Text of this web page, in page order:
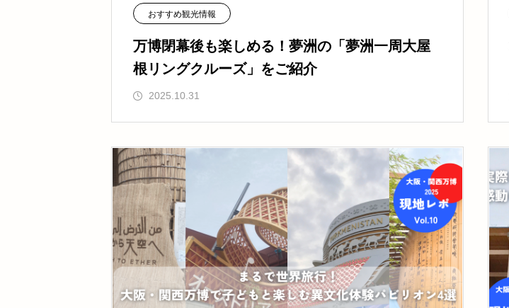
おすすめ観光情報
万博閉幕後も楽しめる！夢洲の「夢洲一周大屋
根リングクルーズ」をご紹介
2025.10.31